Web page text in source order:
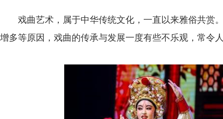
戏曲艺术，属于中华传统文化，一直以来雅俗共赏
增多等原因，戏曲的传承与发展一度有些不乐观，常令